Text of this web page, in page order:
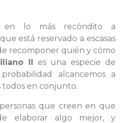
en lo más recóndito a
está reservado a escasas
recomponer quién y cómo
II es una especie de
alcancemos a
todos en conjunto.
que creen en que
elaborar algo mejor, y